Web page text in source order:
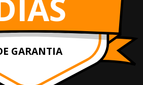
GARANTIA